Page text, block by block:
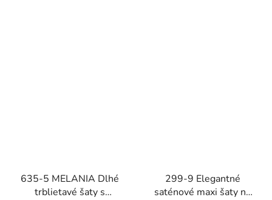
635-5 MELANIA Dlhé
trblietavé šaty s
299-9 Elegantné
saténové maxi šaty na